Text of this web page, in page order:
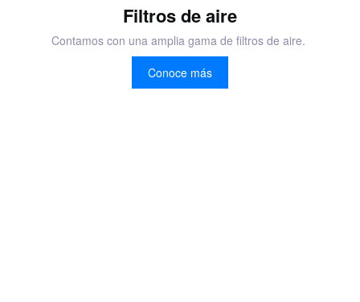
Filtros de aire
Contamos con una amplia gama de filtros de aire.
Conoce más